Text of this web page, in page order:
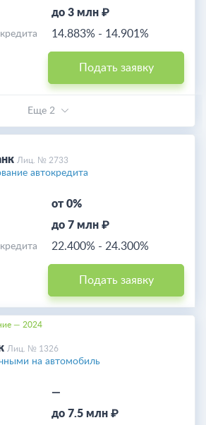
до 3 млн ₽
14.883% - 14.901%
Подать заявку
Еще 2
Лиц. № 2733
автокредита
от 0%
до 7 млн ₽
22.400% - 24.300%
Подать заявку
— 2024
Лиц. № 1326
на автомобиль
—
до 7.5 млн ₽